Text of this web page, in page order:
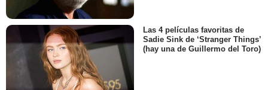
Las 4 películas favoritas de
Sadie Sink de ‘Stranger Things’
(hay una de Guillermo del Toro)